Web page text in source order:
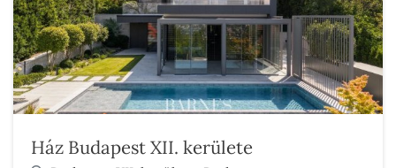
Ház Budapest XII. kerülete